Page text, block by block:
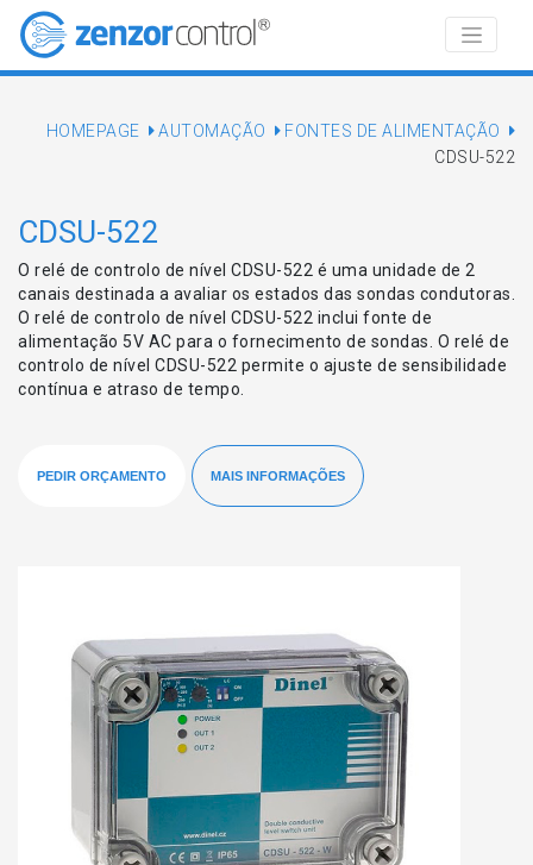
HOMEPAGE AUTOMAÇÃO
FONTES DE ALIMENTAÇÃO
CDSU-522
CDSU-522
O relé de controlo de nível CDSU-522 é uma unidade de 2
canais destinada a avaliar os estados das sondas condutoras.
O relé de controlo de nível CDSU-522 inclui fonte de
alimentação 5V AC para o fornecimento de sondas. O relé de
controlo de nível CDSU-522 permite o ajuste de sensibilidade
contínua e atraso de tempo.
PEDIR ORÇAMENTO MAIS INFORMAÇÕES